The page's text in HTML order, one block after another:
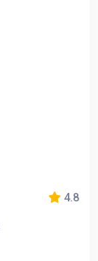
4.8